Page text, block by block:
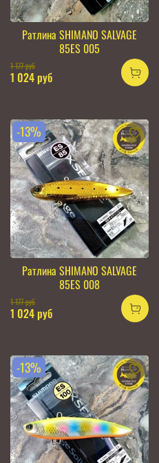
Ратлина SHIMANO SALVAGE
85ES 005
1 177 руб
1 024 руб
-13%
Ратлина SHIMANO SALVAGE
85ES 008
1 177 руб
1 024 руб
-13%